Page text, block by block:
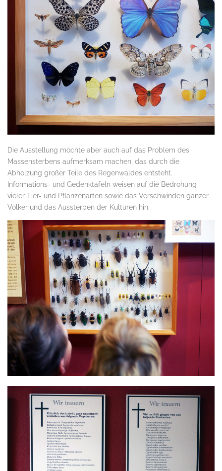
Die Ausstellung möchte aber auch auf das Problem des
Massensterbens aufmerksam machen, das durch die
Abholzung großer Teile des Regenwaldes entsteht.
Informations- und Gedenktafeln weisen auf die Bedrohung
vieler Tier- und Pflanzenarten sowie das Verschwinden ganzer
Völker und das Aussterben der Kulturen hin.